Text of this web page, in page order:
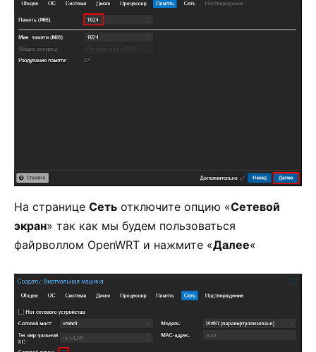
На странице Сеть отключите опцию «Сетевой
экран» так как мы будем пользоваться
файрволлом OpenWRT и нажмите «Далее«